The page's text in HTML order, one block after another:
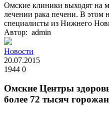
Омские клиники выходят на
лечении рака печени. В этом
специалисты из Нижнего
Автор: admin
Новости
20.07.2015
1944 0
Омские Центры
более 72 тысяч горожан